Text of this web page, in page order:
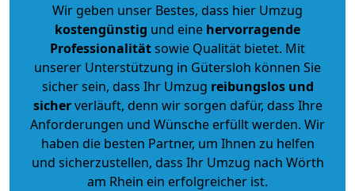
Wir geben unser Bestes, dass hier Umzug
kostengünstig und eine hervorragende
Professionalitätsowie Qualität bietet. Mit
unserer Unterstützung in Gütersloh können Sie
sicher sein, dass Ihr Umzug reibungslos und
sicherverläuft, denn wir sorgen dafür, dass Ihre
Anforderungen und Wünsche erfüllt werden. Wir
haben die besten Partner, um Ihnen zu helfen
und sicherzustellen, dass Ihr Umzug nach Wörth
am Rhein ein erfolgreicher ist.